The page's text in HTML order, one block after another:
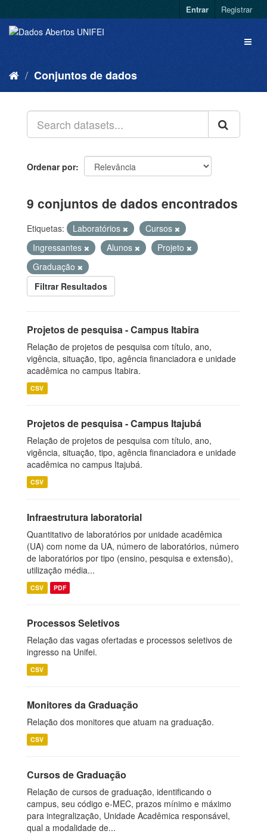
Entrar Registrar
Conjuntos de dados
Ordenar por
9 conjuntos de dados encontrados
Etiquetas: Laboratórios
Cursos
Ingressantes
Alunos
Projeto
Graduação
Filtrar Resultados
Projetos de pesquisa - Campus Itabira
Relação de projetos de pesquisa com título, ano,
vigência, situação, tipo, agência financiadora e unidade
acadêmica no campus Itabira.
CSV
Projetos de pesquisa - Campus Itajubá
Relação de projetos de pesquisa com título, ano,
vigência, situação, tipo, agência financiadora e unidade
acadêmica no campus Itajubá.
CSV
Infraestrutura laboratorial
Quantitativo de laboratórios por unidade acadêmica
(UA) com nome da UA, número de laboratórios, número
de laboratórios por tipo (ensino, pesquisa e extensão),
utilização média...
CSV PDF
Processos Seletivos
Relação das vagas ofertadas e processos seletivos de
ingresso na Unifei.
CSV
Monitores da Graduação
Relação dos monitores que atuam na graduação.
CSV
Cursos de Graduação
Relação de cursos de graduação, identificando o
campus, seu código e-MEC, prazos mínimo e máximo
para integralização, Unidade Acadêmica responsável,
qual a modalidade de...